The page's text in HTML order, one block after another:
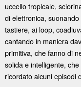
uccello tropicale,
di elettronica,
tastiere, ai loop,
cantando in maniera
primitiva, che fanno di
solida e intelligente,
ricordato alcuni episodi